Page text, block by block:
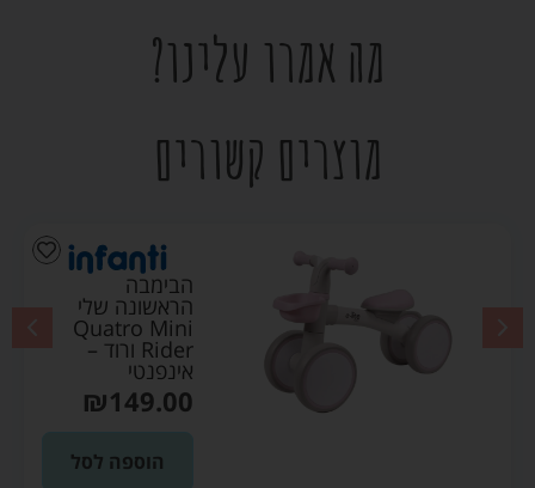
מה אמרו עלינו?
מוצרים קשורים
הבימבה
הראשונה שלי
Quatro Mini
Rider ורוד –
אינפנטי
₪149.00
הוספה לסל